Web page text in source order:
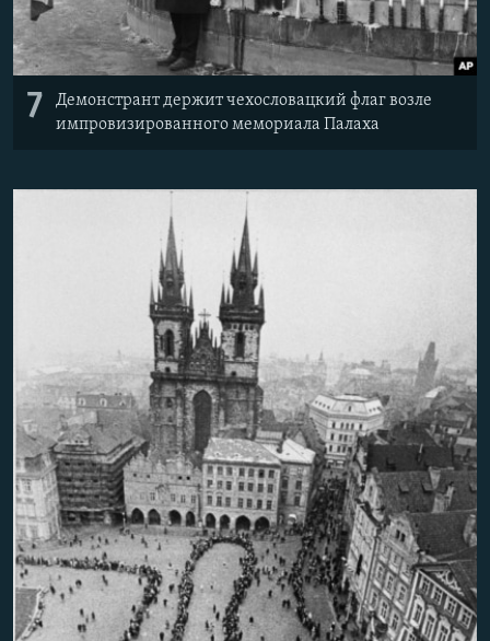
7
Демонстрант держит чехословацкий флаг возле
импровизированного мемориала Палаха